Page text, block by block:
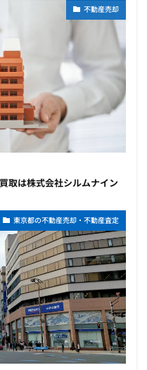
不動産売却
取は株式会社シルムナイン
東京都の不動産売却・不動産査定